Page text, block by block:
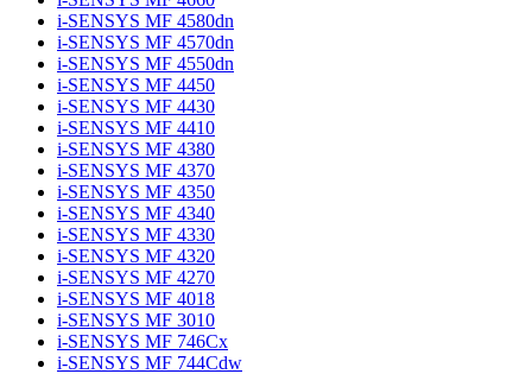
i-SENSYS MF 4580dn
i-SENSYS MF 4570dn
i-SENSYS MF 4550dn
i-SENSYS MF 4450
i-SENSYS MF 4430
i-SENSYS MF 4410
i-SENSYS MF 4380
i-SENSYS MF 4370
i-SENSYS MF 4350
i-SENSYS MF 4340
i-SENSYS MF 4330
i-SENSYS MF 4320
i-SENSYS MF 4270
i-SENSYS MF 4018
i-SENSYS MF 3010
i-SENSYS MF 746Cx
i-SENSYS MF 744Cdw